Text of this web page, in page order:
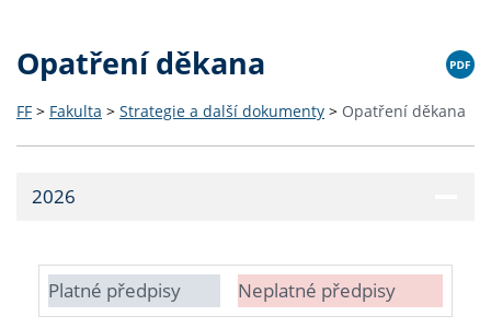
Opatření děkana
FF > Fakulta > Strategie a další dokumenty > Opatření děkana
2026
Platné předpisy Neplatné předpisy